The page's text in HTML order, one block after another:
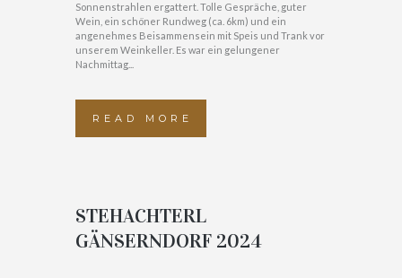
Sonnenstrahlen ergattert. Tolle Gespräche, guter
Wein, ein schöner Rundweg (ca. 6km) und ein
angenehmes Beisammensein mit Speis und Trank vor
unserem Weinkeller. Es war ein gelungener
Nachmittag...
READ MORE
STEHACHTERL
GÄNSERNDORF 2024